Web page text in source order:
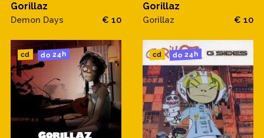
Gorillaz
Demon Days € 10
Gorillaz
Gorillaz € 10
cd do 24h cd do 24h